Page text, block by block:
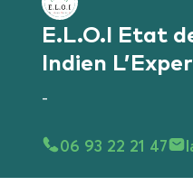
E.L.O.I Etat
Indien
-
06 93 22 21 47